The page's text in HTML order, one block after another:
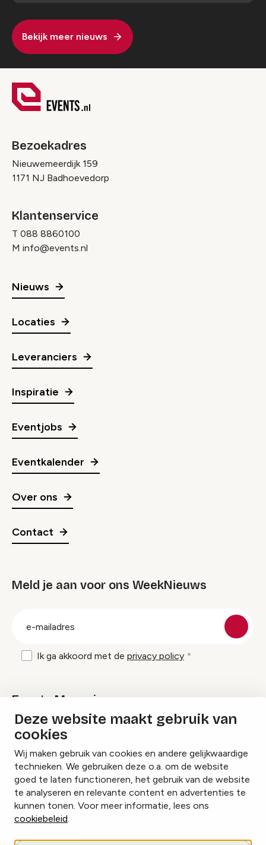
Deze website maakt gebruik van
cookies
Wij maken gebruik van cookies en andere gelijkwaardige
technieken. We gebruiken deze o.a. om de website
goed te laten functioneren, het gebruik van de website
te analyseren en relevante content en advertenties te
kunnen tonen. Voor meer informatie, lees ons
cookiebeleid.
Bekijk meer nieuws
Bezoekadres
Nieuwemeerdijk 159
1171 NJ Badhoevedorp
Klantenservice
T 088 8860100
M info@events.nl
Nieuws
Locaties
Leveranciers
Inspiratie
Eventjobs
Eventkalender
Over ons
Contact
Meld je aan voor ons WeekNieuws
Ik ga akkoord met de privacy policy
Events Magazine
Ik ontvang graag Events Magazine
InstagramFacebookLinkedIn
Cookies beheren